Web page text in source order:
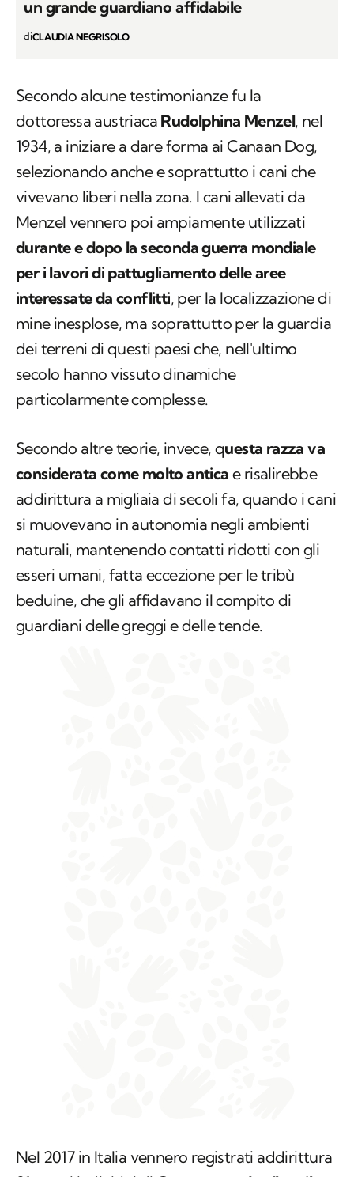
un grande guardiano affidabile
diCLAUDIA NEGRISOLO
Secondo alcune testimonianze fu la
dottoressa austriaca Rudolphina Menzel, nel
1934, a iniziare a dare forma ai Canaan Dog,
selezionando anche e soprattutto i cani che
vivevano liberi nella zona. I cani allevati da
Menzel vennero poi ampiamente utilizzati
durante e dopo la seconda guerra mondiale
per i lavori di pattugliamento delle aree
interessate da conflitti, per la localizzazione di
mine inesplose, ma soprattutto per la guardia
dei terreni di questi paesi che, nell'ultimo
secolo hanno vissuto dinamiche
particolarmente complesse.
Secondo altre teorie, invece, questa razza va
considerata come molto antica e risalirebbe
addirittura a migliaia di secoli fa, quando i cani
si muovevano in autonomia negli ambienti
naturali, mantenendo contatti ridotti con gli
esseri umani, fatta eccezione per le tribù
beduine, che gli affidavano il compito di
guardiani delle greggi e delle tende.
Nel 2017 in Italia vennero registrati addirittura